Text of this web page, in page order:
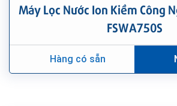
Máy Lọc Nước Ion Kiềm Công
FSWA750S
Hàng có sẵn